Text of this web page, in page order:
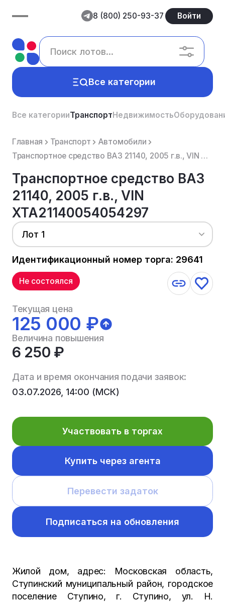
8 (800) 250-93-37 Войти
Все категории
Все категорииТранспортНедвижимость
Главная Транспорт
Автомобили
Транспортное средство ВАЗ 21140, 2005 г.в., VIN XTA21140054054297
Транспортное средство ВАЗ
21140, 2005 г.в., VIN
XTA21140054054297
Лот 1
Идентификационный номер торга: 29641
Не состоялся
Текущая цена
125 000 ₽
Величина повышения
6 250 ₽
Дата и время окончания подачи заявок:
03.07.2026, 14:00 (МСК)
Участвовать в торгах
Купить через агента
Перевести задаток
Подписаться на обновления
Жилой дом, адрес: Московская область,
Ступинский муниципальный район, городское
поселение Ступино, г. Ступино, ул. Н.